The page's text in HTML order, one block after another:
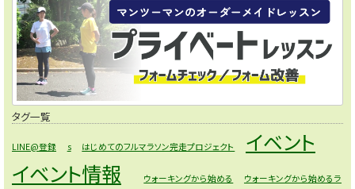
タグ一覧
LINE@登録 s はじめてのフルマラソン完走プロジェクト
イベント
イベント情報
ウォーキングから始める ウォーキングから始めるラ